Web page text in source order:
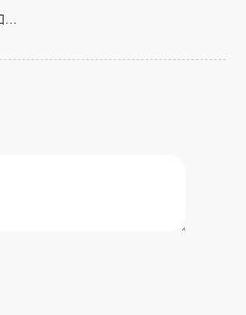
南宁网站建设解决方案：如何选择适合企业发展的建站服务商